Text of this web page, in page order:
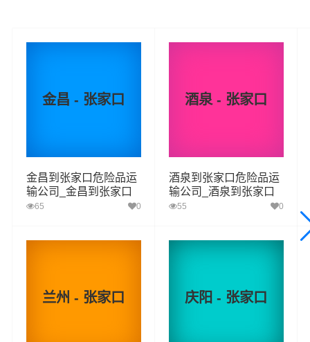
一项、易燃气体
二项、 非易燃无毒气体
二项：属于自然的物质
金昌 - 张家口
金昌到张家口危险品运
输公司_金昌到张家口
危险品物流货运专线
65 0
酒泉 - 张家口
酒泉到张家口危险品运
输公司_酒泉到张家口
危险品物流货运专线
55 0
兰州 - 张家口 庆阳 - 张家口